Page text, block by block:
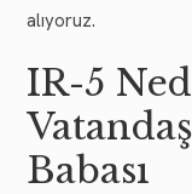
alıyoruz.
IR-5
Babası